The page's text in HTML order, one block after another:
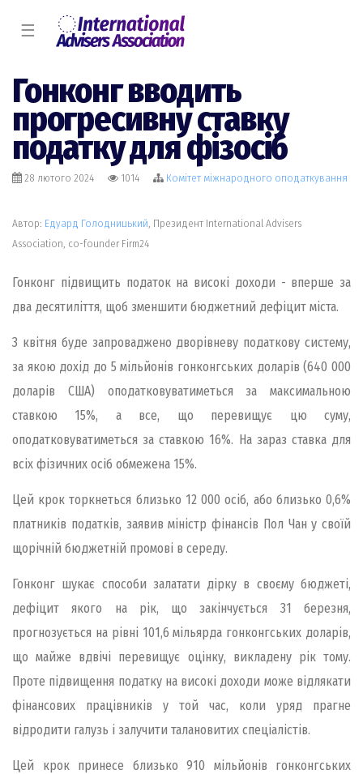
☰
Гонконг вводить
прогресивну ставку
податку для фізосіб
28 лютого 2024 1014 Комiтет міжнародного оподаткування
Автор: Едуард Голодницький , Президент International Advisers
Association, co-founder Firm24
Гонконг підвищить податок на високі доходи - вперше за
два десятиліття, щоб зменшити бюджетний дефіцит міста.
З квітня буде запроваджено дворівневу податкову систему,
за якою дохід до 5 мільйонів гонконгських доларів (640 000
доларів США) оподатковуватиметься за максимальною
ставкою 15%, а все, що перевищує цю суму,
оподатковуватиметься за ставкою 16%. На зараз ставка для
всіх фізичних осіб обмежена 15%.
Цей крок торкнеться близько 12 000 осіб, або близько 0,6%
платників податків, заявив міністр фінансів Пол Чан у своїй
щорічній бюджетній промові в середу.
Гонконг шукає способи залатати дірку в своєму бюджеті,
дефіцит якого на рік, що закінчується 31 березня,
прогнозується на рівні 101,6 мільярда гонконгських доларів,
що майже вдвічі перевищує оцінку, викладену рік тому.
Проте підвищення податку на високі доходи може відлякати
фінансових працівників у той час, коли уряд прагне
відродити галузь і залучити талановитих спеціалістів.
Цей крок принесе близько 910 мільйонів гонконгських